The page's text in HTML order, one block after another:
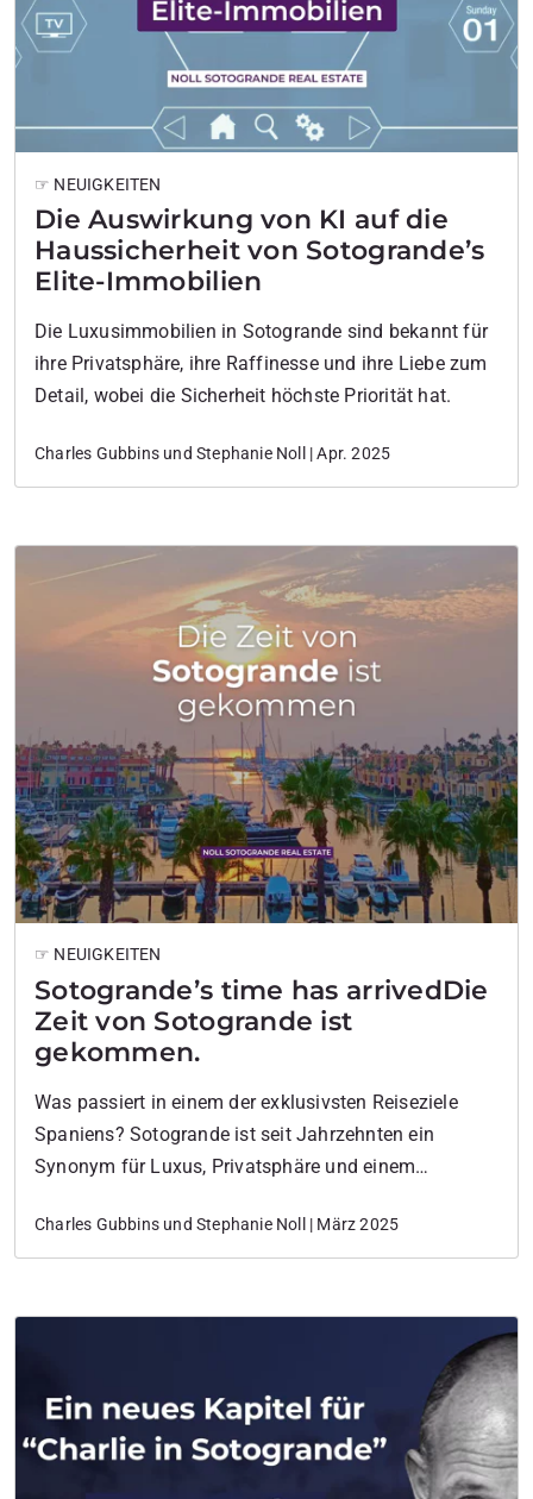
Die Auswirkung von KI auf die
Haussicherheit von Sotogrande’s
Elite-Immobilien
☞ NEUIGKEITEN
Die Luxusimmobilien in Sotogrande sind bekannt für
ihre Privatsphäre, ihre Raffinesse und ihre Liebe zum
Detail, wobei die Sicherheit höchste Priorität hat.
Charles Gubbins und Stephanie Noll | Apr. 2025
Sotogrande’s time has arrivedDie
Zeit von Sotogrande ist
gekommen.
☞ NEUIGKEITEN
Was passiert in einem der exklusivsten Reiseziele
Spaniens? Sotogrande ist seit Jahrzehnten ein
Synonym für Luxus, Privatsphäre und einem
Geheimnis kannten. Aber all das ändert sich.
Charles Gubbins und Stephanie Noll | März 2025